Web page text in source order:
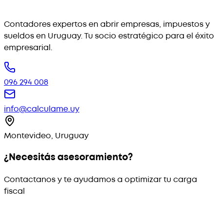
Contadores expertos en abrir empresas, impuestos y
sueldos en Uruguay. Tu socio estratégico para el éxito
empresarial.
096 294 008
info@calculame.uy
Montevideo, Uruguay
¿Necesitás asesoramiento?
Contactanos y te ayudamos a optimizar tu carga
fiscal